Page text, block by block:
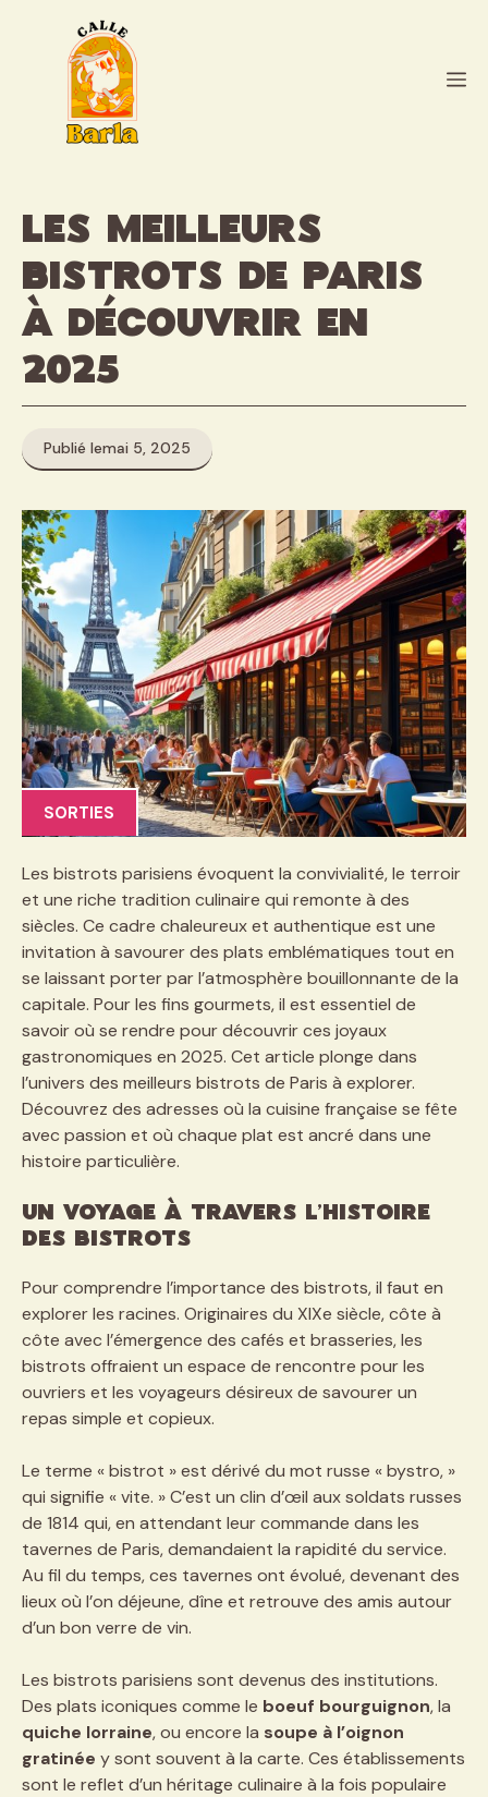
Les meilleurs
bistrots de Paris
à découvrir en
2025
Publié lemai 5, 2025
SORTIES
Les bistrots parisiens évoquent la convivialité, le terroir
et une riche tradition culinaire qui remonte à des
siècles. Ce cadre chaleureux et authentique est une
invitation à savourer des plats emblématiques tout en
se laissant porter par l’atmosphère bouillonnante de la
capitale. Pour les fins gourmets, il est essentiel de
savoir où se rendre pour découvrir ces joyaux
gastronomiques en 2025. Cet article plonge dans
l’univers des meilleurs bistrots de Paris à explorer.
Découvrez des adresses où la cuisine française se fête
avec passion et où chaque plat est ancré dans une
histoire particulière.
Un voyage à travers l’histoire
des bistrots
Pour comprendre l’importance des bistrots, il faut en
explorer les racines. Originaires du XIXe siècle, côte à
côte avec l’émergence des cafés et brasseries, les
bistrots offraient un espace de rencontre pour les
ouvriers et les voyageurs désireux de savourer un
repas simple et copieux.
Le terme « bistrot » est dérivé du mot russe « bystro, »
qui signifie « vite. » C’est un clin d’œil aux soldats russes
de 1814 qui, en attendant leur commande dans les
tavernes de Paris, demandaient la rapidité du service.
Au fil du temps, ces tavernes ont évolué, devenant des
lieux où l’on déjeune, dîne et retrouve des amis autour
d’un bon verre de vin.
Les bistrots parisiens sont devenus des institutions.
Des plats iconiques comme le boeuf bourguignon, la
quiche lorraine, ou encore la soupe à l’oignon
gratinée y sont souvent à la carte. Ces établissements
sont le reflet d’un héritage culinaire à la fois populaire